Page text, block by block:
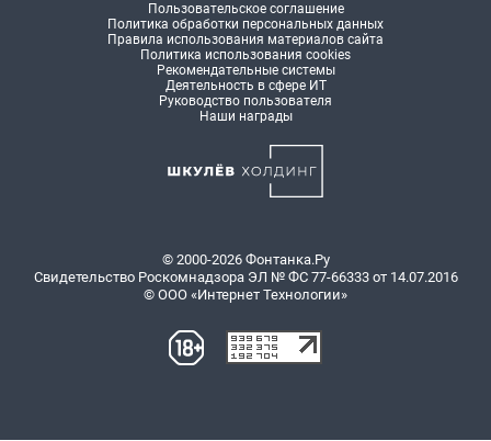
Пользовательское соглашение
Политика обработки персональных данных
Правила использования материалов сайта
Политика использования cookies
Рекомендательные системы
Деятельность в сфере ИТ
Руководство пользователя
Наши награды
© 2000-2026 Фонтанка.Ру
Свидетельство Роскомнадзора ЭЛ № ФС 77-66333 от 14.07.2016
© ООО «Интернет Технологии»